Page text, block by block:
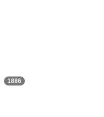
1886